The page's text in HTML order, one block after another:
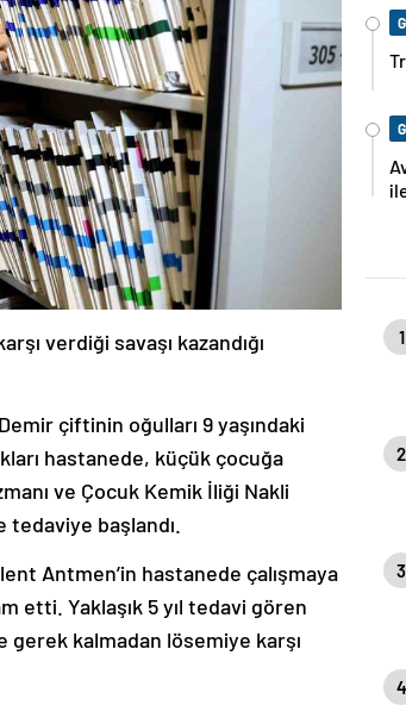
verdiği savaşı kazandığı
çiftinin oğulları 9 yaşındaki
hastanede, küçük çocuğa
ve Çocuk Kemik İliği Nakli
başlandı.
Antmen’in hastanede çalışmaya
etti. Yaklaşık 5 yıl tedavi gören
gerek kalmadan lösemiye karşı
1
2
3
4